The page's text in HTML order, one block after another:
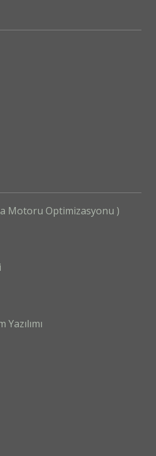
Motoru Optimizasyonu )